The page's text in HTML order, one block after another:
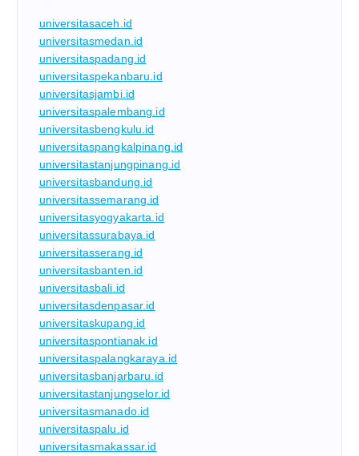
universitasaceh.id
universitasmedan.id
universitaspadang.id
universitaspekanbaru.id
universitasjambi.id
universitaspalembang.id
universitasbengkulu.id
universitaspangkalpinang.id
universitastanjungpinang.id
universitasbandung.id
universitassemarang.id
universitasyogyakarta.id
universitassurabaya.id
universitasserang.id
universitasbanten.id
universitasbali.id
universitasdenpasar.id
universitaskupang.id
universitaspontianak.id
universitaspalangkaraya.id
universitasbanjarbaru.id
universitastanjungselor.id
universitasmanado.id
universitaspalu.id
universitasmakassar.id